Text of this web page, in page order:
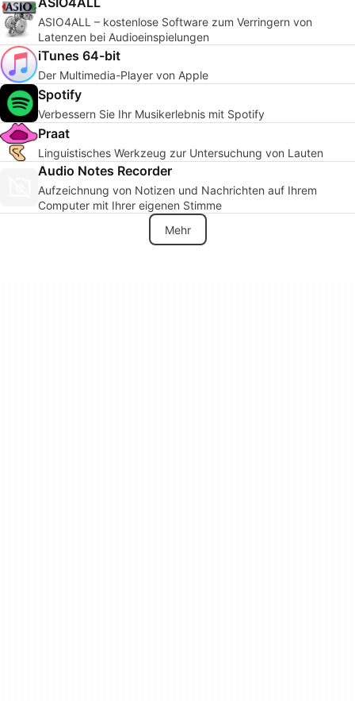
ASIO4ALL – kostenlose Software zum Verringern von
Latenzen bei Audioeinspielungen
iTunes 64-bit
Der Multimedia-Player von Apple
Spotify
Verbessern Sie Ihr Musikerlebnis mit Spotify
Praat
Linguistisches Werkzeug zur Untersuchung von Lauten
Audio Notes Recorder
Aufzeichnung von Notizen und Nachrichten auf Ihrem
Computer mit Ihrer eigenen Stimme
Mehr